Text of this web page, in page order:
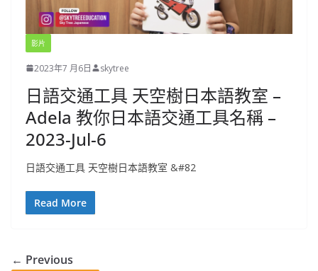
影片
2023年7 月6日 skytree
日語交通工具 天空樹日本語教室 –
Adela 教你日本語交通工具名稱 –
2023-Jul-6
日語交通工具 天空樹日本語教室 &#82
Read More
← Previous